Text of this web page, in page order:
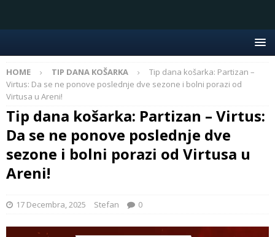
HOME TIP DANA KOŠARKA
Tip dana košarka: Partizan –
Virtus: Da se ne ponove poslednje dve sezone i bolni porazi od
Virtusa u Areni!
Tip dana košarka: Partizan – Virtus:
Da se ne ponove poslednje dve
sezone i bolni porazi od Virtusa u
Areni!
17 Decembra, 2025 Stefan 0